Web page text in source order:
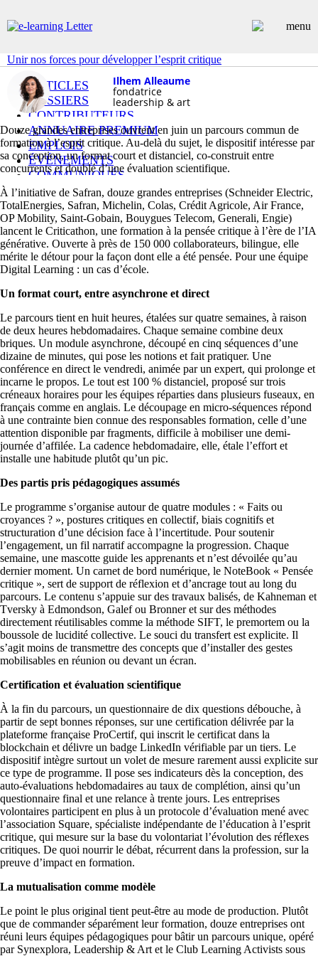
ARTICLES
DOSSIERS
CONTRIBUTEURS
ANNUAIRE PREMIUM
EMPLOIS
ÉVÉNEMENTS
COMMUNIQUÉS
LES PLUS LUS
INSCRIPTION NEWSLETTER
Unir nos forces pour développer l’esprit critique
Ilhem Alleaume
fondatrice
leadership & art
Douze grandes entreprises ouvrent en juin un parcours commun de
formation à l’esprit critique. Au-delà du sujet, le dispositif intéresse par
sa conception, un format court et distanciel, co-construit entre
concurrents et doublé d’une évaluation scientifique.
À l’initiative de Safran, douze grandes entreprises (Schneider Electric,
TotalEnergies, Safran, Michelin, Colas, Crédit Agricole, Air France,
OP Mobility, Saint-Gobain, Bouygues Telecom, Generali, Engie)
lancent le Criticathon, une formation à la pensée critique à l’ère de l’IA
générative. Ouverte à près de 150 000 collaborateurs, bilingue, elle
mérite le détour pour la façon dont elle a été pensée. Pour une équipe
Digital Learning : un cas d’école.
Un format court, entre asynchrone et direct
Le parcours tient en huit heures, étalées sur quatre semaines, à raison
de deux heures hebdomadaires. Chaque semaine combine deux
briques. Un module asynchrone, découpé en cinq séquences d’une
dizaine de minutes, qui pose les notions et fait pratiquer. Une
conférence en direct le vendredi, animée par un expert, qui prolonge et
incarne le propos. Le tout est 100 % distanciel, proposé sur trois
créneaux horaires pour les équipes réparties dans plusieurs fuseaux, en
français comme en anglais. Le découpage en micro-séquences répond
à une contrainte bien connue des responsables formation, celle d’une
attention disponible par fragments, difficile à mobiliser une demi-
journée d’affilée. La cadence hebdomadaire, elle, étale l’effort et
installe une habitude plutôt qu’un pic.
Des partis pris pédagogiques assumés
Le programme s’organise autour de quatre modules : « Faits ou
croyances ? », postures critiques en collectif, biais cognitifs et
structuration d’une décision face à l’incertitude. Pour soutenir
l’engagement, un fil narratif accompagne la progression. Chaque
semaine, une mascotte guide les apprenants et n’est dévoilée qu’au
dernier moment. Un carnet de bord numérique, le NoteBook « Pensée
critique », sert de support de réflexion et d’ancrage tout au long du
parcours. Le contenu s’appuie sur des travaux balisés, de Kahneman et
Tversky à Edmondson, Galef ou Bronner et sur des méthodes
directement réutilisables comme la méthode SIFT, le premortem ou la
boussole de lucidité collective. Le souci du transfert est explicite. Il
s’agit moins de transmettre des concepts que d’installer des gestes
mobilisables en réunion ou devant un écran.
Certification et évaluation scientifique
À la fin du parcours, un questionnaire de dix questions débouche, à
partir de sept bonnes réponses, sur une certification délivrée par la
plateforme française ProCertif, qui inscrit le certificat dans la
blockchain et délivre un badge LinkedIn vérifiable par un tiers. Le
dispositif intègre surtout un volet de mesure rarement aussi explicite sur
ce type de programme. Il pose ses indicateurs dès la conception, des
auto-évaluations hebdomadaires au taux de complétion, ainsi qu’un
questionnaire final et une relance à trente jours. Les entreprises
volontaires participent en plus à un protocole d’évaluation mené avec
l’association Square, spécialiste indépendante de l’éducation à l’esprit
critique, qui mesure sur la base du volontariat l’évolution des réflexes
critiques. De quoi nourrir le débat, récurrent dans la profession, sur la
preuve d’impact en formation.
La mutualisation comme modèle
Le point le plus original tient peut-être au mode de production. Plutôt
que de commander séparément leur formation, douze entreprises ont
réuni leurs équipes pédagogiques pour bâtir un parcours unique, opéré
par Synexplora, Leadership & Art et le Club Learning Activists sous